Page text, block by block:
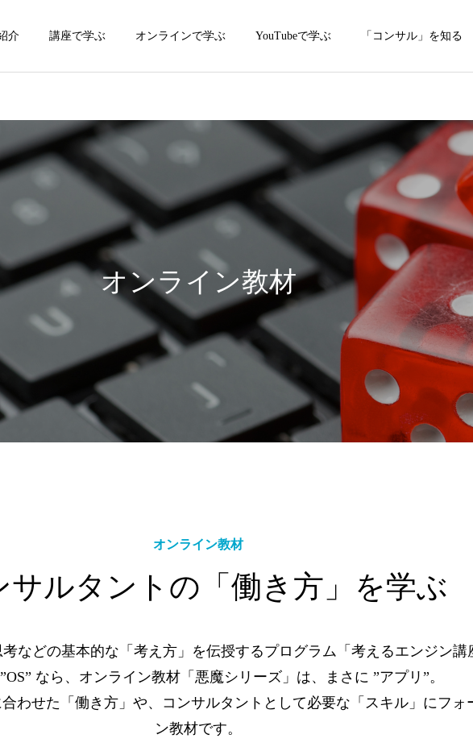
介 講座で学ぶ オンラインで学ぶ YouTubeで学ぶ 「コンサル」を知る
オンライン教材
オンライン教材
サルタントの「働き方」を学ぶ
などの基本的な「考え方」を伝授するプログラム「考えるエンジン講
なら、オンライン教材「悪魔シリーズ」は、まさに ”アプリ”。
わせた「働き方」や、コンサルタントとして必要な「スキル」にフォ
ン教材です。